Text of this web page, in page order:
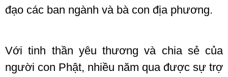
đạo các ban ngành và bà con địa phương.
Với tinh thần yêu thương và chia sẻ của
người con Phật, nhiều năm qua được sự trợ